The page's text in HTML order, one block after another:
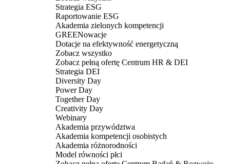
Strategia ESG
Raportowanie ESG
Akademia zielonych kompetencji
GREENowacje
Dotacje na efektywność energetyczną
Zobacz wszystko
Zobacz pełną ofertę Centrum HR & DEI
Strategia DEI
Diversity Day
Power Day
Together Day
Creativity Day
Webinary
Akademia przywództwa
Akademia kompetencji osobistych
Akademia różnorodności
Model równości płci